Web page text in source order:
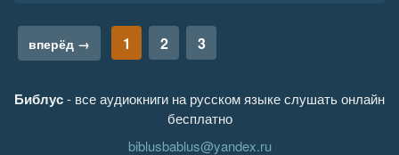
вперёд → 1 2 3
Библус- все аудиокниги на русском языке слушать онлайн
бесплатно
biblusbablus@yandex.ru